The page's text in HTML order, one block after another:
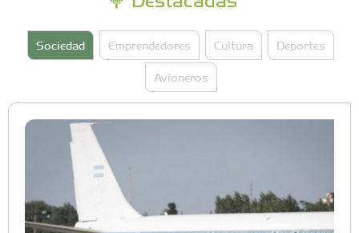
Sociedad Emprendedores Cultura Deportes
Avioneros